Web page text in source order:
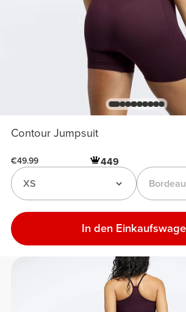
Contour Jumpsuit
€49.99 449
XS
In den